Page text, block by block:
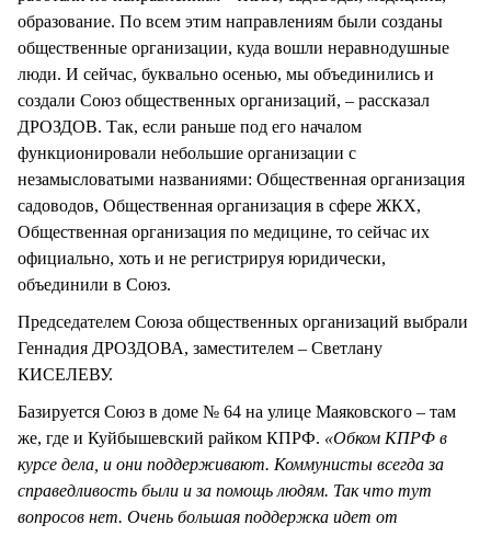
образование. По всем этим направлениям были созданы
общественные организации, куда вошли неравнодушные
люди. И сейчас, буквально осенью, мы объединились и
создали Союз общественных организаций, – рассказал
ДРОЗДОВ. Так, если раньше под его началом
функционировали небольшие организации с
незамысловатыми названиями: Общественная организация
садоводов, Общественная организация в сфере ЖКХ,
Общественная организация по медицине, то сейчас их
официально, хоть и не регистрируя юридически,
объединили в Союз.
Председателем Союза общественных организаций выбрали
Геннадия ДРОЗДОВА, заместителем – Светлану
КИСЕЛЕВУ.
Базируется Союз в доме № 64 на улице Маяковского – там
же, где и Куйбышевский райком КПРФ. «Обком КПРФ в
курсе дела, и они поддерживают. Коммунисты всегда за
справедливость были и за помощь людям. Так что тут
вопросов нет. Очень большая поддержка идет от